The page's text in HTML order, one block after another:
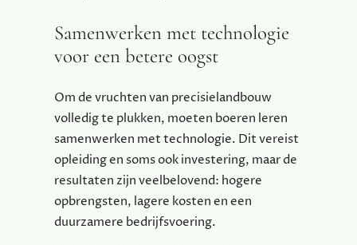
Samenwerken met technologie
voor een betere oogst
Om de vruchten van precisielandbouw
volledig te plukken, moeten boeren leren
samenwerken met technologie. Dit vereist
opleiding en soms ook investering, maar de
resultaten zijn veelbelovend: hogere
opbrengsten, lagere kosten en een
duurzamere bedrijfsvoering.